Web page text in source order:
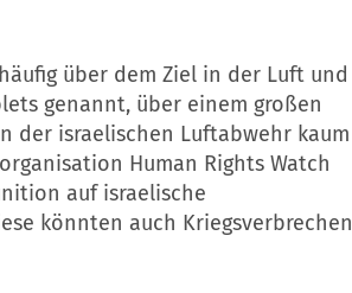
über dem Ziel in der Luft und
genannt, über einem großen
der israelischen Luftabwehr kaum
Human Rights Watch
auf israelische
könnten auch Kriegsverbrechen